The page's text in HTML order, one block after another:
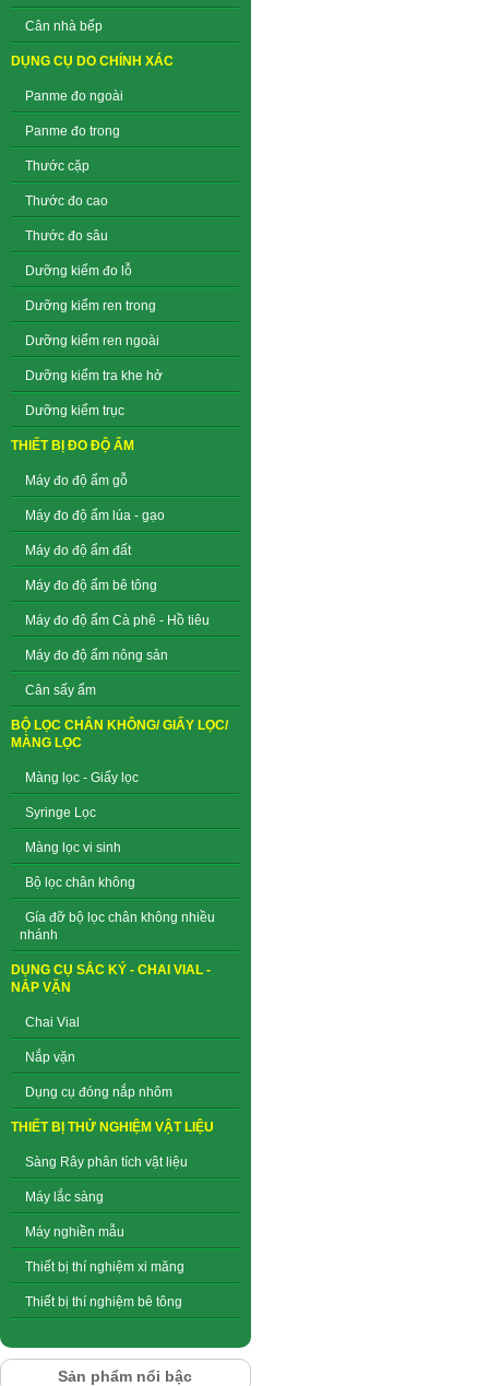
Cân nhà bếp
DỤNG CỤ DO CHÍNH XÁC
Panme đo ngoài
Panme đo trong
Thước cặp
Thước đo cao
Thước đo sâu
Dưỡng kiểm đo lỗ
Dưỡng kiểm ren trong
Dưỡng kiểm ren ngoài
Dưỡng kiểm tra khe hở
Dưỡng kiểm trục
THIẾT BỊ ĐO ĐỘ ẨM
Máy đo độ ẩm gỗ
Máy đo độ ẩm lúa - gạo
Máy đo độ ẩm đất
Máy đo độ ẩm bê tông
Máy đo độ ẩm Cà phê - Hồ tiêu
Máy đo độ ẩm nông sản
Cân sấy ẩm
BỘ LỌC CHÂN KHÔNG/ GIẤY LỌC/
MÀNG LỌC
Màng lọc - Giấy lọc
Syringe Lọc
Màng lọc vi sinh
Bộ lọc chân không
Gía đỡ bộ lọc chân không nhiều
nhánh
DỤNG CỤ SẮC KÝ - CHAI VIAL -
NẮP VẶN
Chai Vial
Nắp vặn
Dụng cụ đóng nắp nhôm
THIẾT BỊ THỬ NGHIỆM VẬT LIỆU
Sàng Rây phân tích vật liệu
Máy lắc sàng
Máy nghiền mẫu
Thiết bị thí nghiệm xi măng
Thiết bị thí nghiệm bê tông
Sản phẩm nổi bậc